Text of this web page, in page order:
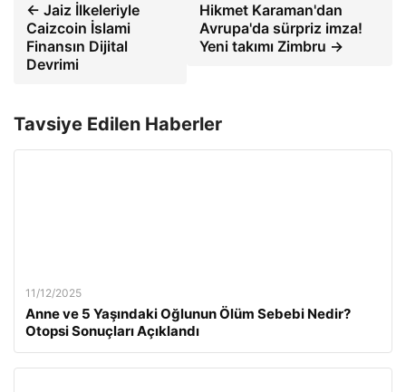
← Jaiz İlkeleriyle
Caizcoin İslami
Finansın Dijital
Devrimi
Hikmet Karaman'dan
Avrupa'da sürpriz imza!
Yeni takımı Zimbru →
Tavsiye Edilen Haberler
11/12/2025
Anne ve 5 Yaşındaki Oğlunun Ölüm Sebebi Nedir?
Otopsi Sonuçları Açıklandı